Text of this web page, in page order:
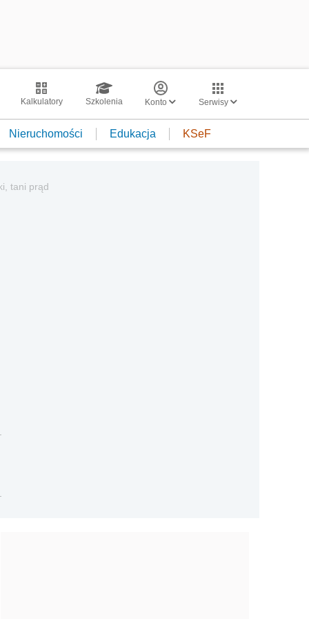
Kalkulatory Szkolenia Konto Serwisy
Nieruchomości Edukacja KSeF
tani prąd